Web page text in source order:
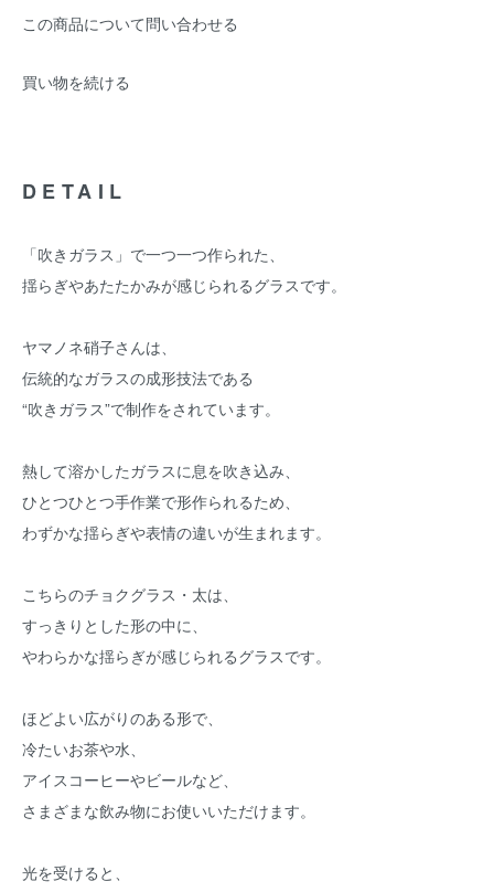
この商品について問い合わせる
買い物を続ける
DETAIL
「吹きガラス」で一つ一つ作られた、
揺らぎやあたたかみが感じられるグラスです。
ヤマノネ硝子さんは、
伝統的なガラスの成形技法である
“吹きガラス”で制作をされています。
熱して溶かしたガラスに息を吹き込み、
ひとつひとつ手作業で形作られるため、
わずかな揺らぎや表情の違いが生まれます。
こちらのチョクグラス・太は、
すっきりとした形の中に、
やわらかな揺らぎが感じられるグラスです。
ほどよい広がりのある形で、
冷たいお茶や水、
アイスコーヒーやビールなど、
さまざまな飲み物にお使いいただけます。
光を受けると、